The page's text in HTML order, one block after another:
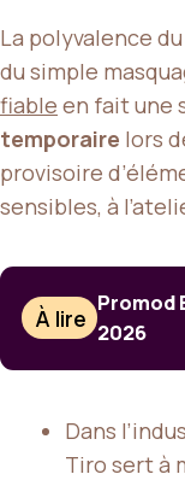
La polyvalence du
du simple
fiable en fait une
temporaire lors
provisoire
sensibles, à
À lire
Promod
2026
Dans
Tiro sert à